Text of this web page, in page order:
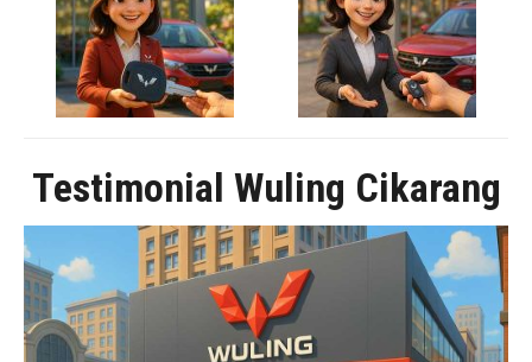
Testimonial Wuling Cikarang